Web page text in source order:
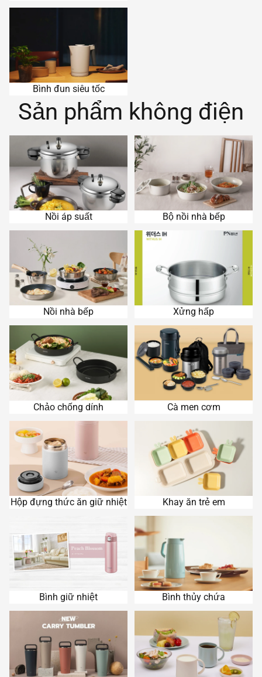
Bình đun siêu tốc
Sản phẩm không điện
Nồi áp suất
Nồi áp suất
Bộ nồi nhà bếp
Bộ nồi nhà bếp
Nồi nhà bếp
Nồi nhà bếp
Xửng hấp
Xửng hấp
Chảo chống dính
Chảo chống dính
Cà men cơm
Cà men cơm
Hộp đựng thức ăn giữ nhiệt
Hộp đựng thức ăn giữ nhiệt
Khay ăn trẻ em
Khay ăn trẻ em
Bình giữ nhiệt
Bình thủy chứa